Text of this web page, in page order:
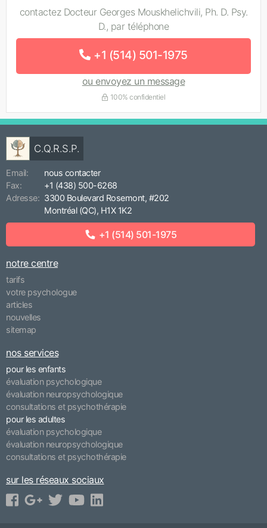
contactez Docteur Georges Mouskhelichvili, Ph. D. Psy.
D., par téléphone
+1 (514) 501-1975
ou envoyez un message
100% confidentiel
C.Q.R.S.P.
Email:
nous contacter
Fax:
+1 (438) 500-6268
Adresse: 3300 Boulevard Rosemont, #202
Montréal (QC), H1X 1K2
+1 (514) 501-1975
notre centre
tarifs
votre psychologue
articles
nouvelles
sitemap
nos services
pour les enfants
évaluation psychologique
évaluation neuropsychologique
consultations et psychothérapie
pour les adultes
évaluation psychologique
évaluation neuropsychologique
consultations et psychothérapie
sur les réseaux sociaux